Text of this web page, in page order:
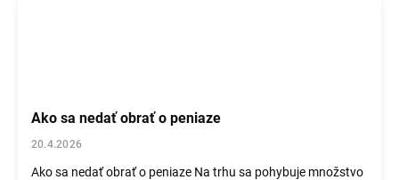
Ako sa nedať obrať o peniaze
20.4.2026
Ako sa nedať obrať o peniaze Na trhu sa pohybuje množstvo